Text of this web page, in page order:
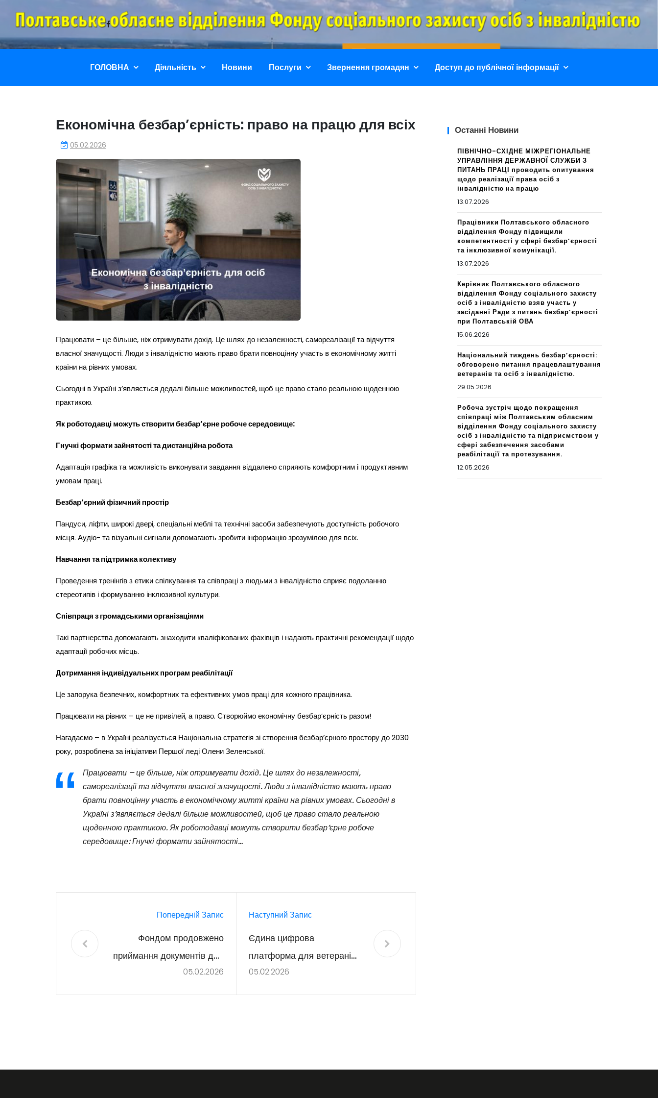
вмісту
Полтавське Обласне Відділення
Фонду Соціального Захисту Осіб З Інвалідністю
ГОЛОВНА Діяльність Новини Послуги Звернення громадян Доступ до публічної інформації
Економічна безбар’єрність: право на працю для всіх
05.02.2026
Працювати – це більше, ніж отримувати дохід. Це шлях до незалежності, самореалізації та відчуття
власної значущості. Люди з інвалідністю мають право брати повноцінну участь в економічному житті
країни на рівних умовах.
Сьогодні в Україні з’являється дедалі більше можливостей, щоб це право стало реальною щоденною
практикою.
Як роботодавці можуть створити безбар’єрне робоче середовище:
Гнучкі формати зайнятості та дистанційна робота
Адаптація графіка та можливість виконувати завдання віддалено сприяють комфортним і продуктивним
умовам праці.
Безбар’єрний фізичний простір
Пандуси, ліфти, широкі двері, спеціальні меблі та технічні засоби забезпечують доступність робочого
місця. Аудіо- та візуальні сигнали допомагають зробити інформацію зрозумілою для всіх.
Навчання та підтримка колективу
Проведення тренінгів з етики спілкування та співпраці з людьми з інвалідністю сприяє подоланню
стереотипів і формуванню інклюзивної культури.
Співпраця з громадськими організаціями
Такі партнерства допомагають знаходити кваліфікованих фахівців і надають практичні рекомендації щодо
адаптації робочих місць.
Дотримання індивідуальних програм реабілітації
Це запорука безпечних, комфортних та ефективних умов праці для кожного працівника.
Працювати на рівних – це не привілей, а право. Створюймо економічну безбар’єрність разом!
Нагадаємо – в Україні реалізується Національна стратегія зі створення безбар’єрного простору до 2030
року, розроблена за ініціативи Першої леді Олени Зеленської.
Працювати – це більше, ніж отримувати дохід. Це шлях до незалежності,
самореалізації та відчуття власної значущості. Люди з інвалідністю мають право
брати повноцінну участь в економічному житті країни на рівних умовах. Сьогодні в
Україні з’являється дедалі більше можливостей, щоб це право стало реальною
щоденною практикою. Як роботодавці можуть створити безбар’єрне робоче
середовище: Гнучкі формати зайнятості…
Попередній Запис
Фондом продовжено
приймання документів для
участі в
05.02.2026
Наступний Запис
Єдина цифрова
платформа для ветеранів
та їхніх родин – Ветеран
05.02.2026
Останні Новини
ПІВНІЧНО-СХІДНЕ МІЖРЕГІОНАЛЬНЕ
УПРАВЛІННЯ ДЕРЖАВНОЇ СЛУЖБИ З
ПИТАНЬ ПРАЦІ проводить опитування
щодо реалізації права осіб з
інвалідністю на працю
13.07.2026
Працівники Полтавського обласного
відділення Фонду підвищили
компетентності у сфері безбар’єрності
та інклюзивної комунікації.
13.07.2026
Керівник Полтавського обласного
відділення Фонду соціального захисту
осіб з інвалідністю взяв участь у
засіданні Ради з питань безбар’єрності
при Полтавській ОВА
15.06.2026
Національний тиждень безбар’єрності:
обговорено питання працевлаштування
ветеранів та осіб з інвалідністю.
29.05.2026
Робоча зустріч щодо покращення
співпраці між Полтавським обласним
відділення Фонду соціального захисту
осіб з інвалідністю та підприємством у
сфері забезпечення засобами
реабілітації та протезування.
12.05.2026